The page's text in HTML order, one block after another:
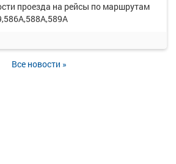
проезда на рейсы по маршрутам
Все новости »